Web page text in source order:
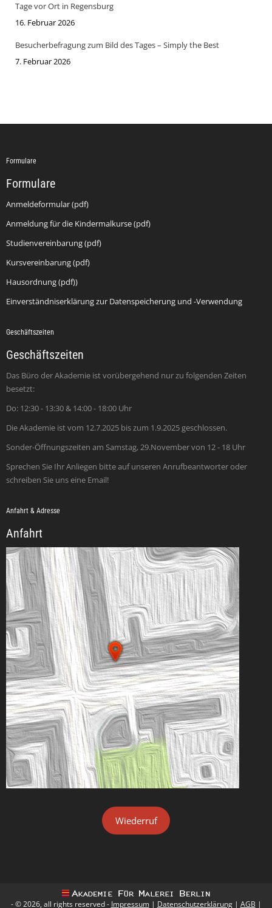
Tage vor Ort in Regensburg
16. Februar 2026
Besucherbefragung zum Bild des Tages – Simply the Best
7. Februar 2026
Formulare
Formulare
Anmeldeformular (pdf)
Anmeldung für die Kindermalkurse (pdf)
Studienvereinbarung (pdf)
Kursvereinbarung (pdf)
Hausordnung (pdf))
Einverständniserklärung zur Datenspeicherung und -Verwendung
Geschäftszeiten
Geschäftszeiten
Das Büro der Akademie ist vorübergehend nur zu folgenden Zeiten
besetzt:
Do: 12:30 - 13:30 & 14:00 - 18:00 Uhr
Die Akademie ist vom 12.7.2025 bis zum 1.9.2025 geschlossen.
Sonder-Öffnungszeiten am Samstag, 29.November von 12 - 18 Uhr
Sprechen Sie Ihr Anliegen bitte auf unseren Anrufbeantworter oder
schreiben Sie uns eine Email!
Anfahrt & Adresse
Anfahrt
Wiederruf
- © 2026, all rights reserved - Impressum| Datenschutzerklärung| AGB |